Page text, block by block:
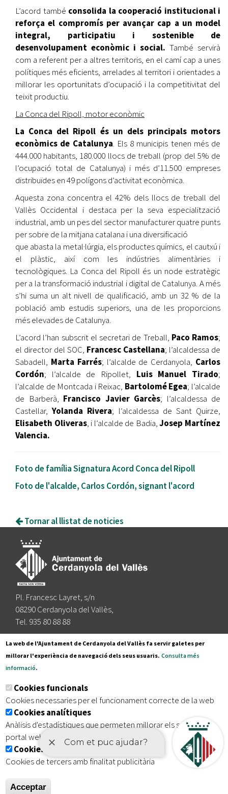
L’acord també consolida la cooperació institucional i
reforça el compromís per avançar cap a un model
integral, participatiu i sostenible de
desenvolupament econòmic i social. També servirà
com a referent per a altres territoris, en el camí cap a unes
polítiques més eficients, arrelades al territori i orientades a
millorar les oportunitats d’ocupació i la competitivitat del
teixit productiu.
La Conca del Ripoll, motor econòmic
La Conca del Ripoll és un dels principals motors
econòmics de Catalunya. Els 8 municipis tenen més de
444.000 habitants, 180.000 llocs de treball (prop del 5% de
l’ocupació total de Catalunya) i més d’11.500 empreses
distribuïdes en 49 polígons d’activitat econòmica.
Aquesta zona concentra el 42% dels llocs de treball del
Vallès Occidental i destaca per la seva especialització
industrial, amb un pes del sector manufacturer quatre punts
per sobre de la mitjana catalana i una diversificació
que abasta la metal·lúrgia, els productes químics, el cautxú i
el plàstic, així com les indústries alimentàries i
tecnològiques. La Conca del Ripoll és un node estratègic
per a la transformació industrial i digital de Catalunya. A més
s’hi suma un alt nivell de qualificació, amb un 32 % de la
població amb estudis superiors, una de les proporcions
més elevades de Catalunya.
L’acord l’han subscrit el secretari de Treball, Paco Ramos;
el director del SOC, Francesc Castellana; l’alcaldessa de
Sabadell, Marta Farrés; l’alcalde de Cerdanyola, Carlos
Cordón; l’alcalde de Ripollet, Luis Manuel Tirado;
l’alcalde de Montcada i Reixac, Bartolomé Egea; l’alcalde
de Barberà, Francisco Javier Garcès; l’alcaldessa de
Castellar,Yolanda Rivera; l’alcaldessa de Sant Quirze,
Elisabeth Oliveras, i l’alcalde de Badia,Josep Martínez
Valencia.
Foto de família Signatura Acord Conca del Ripoll
Foto de l'alcalde, Carlos Cordón, signant l'acord
Tornar al llistat de noticies
Pl. Francesc Layret, s/n
08290 Cerdanyola del Vallès,
Tel. 935 80 88 88
Segueix-nos a:
Subscriu-te al nostre butlletí
Inici | Avís legal | Protecció de dades
| Accessibilitat
La web de l'Ajuntament de Cerdanyola del Vallès fa servir galetes per
millorar l'experiència de navegació dels seus usuaris. Consulta més
informació.
Cookies funcionals
Cookies necessaries per el funcionament correcte de la web
Cookies analítiques
Anàlisis d'estadístiques que permeten millorar els serveis del
portal web
Cookies publicitàries
Cookies de tercers amb finalitat publicitària
Acceptar